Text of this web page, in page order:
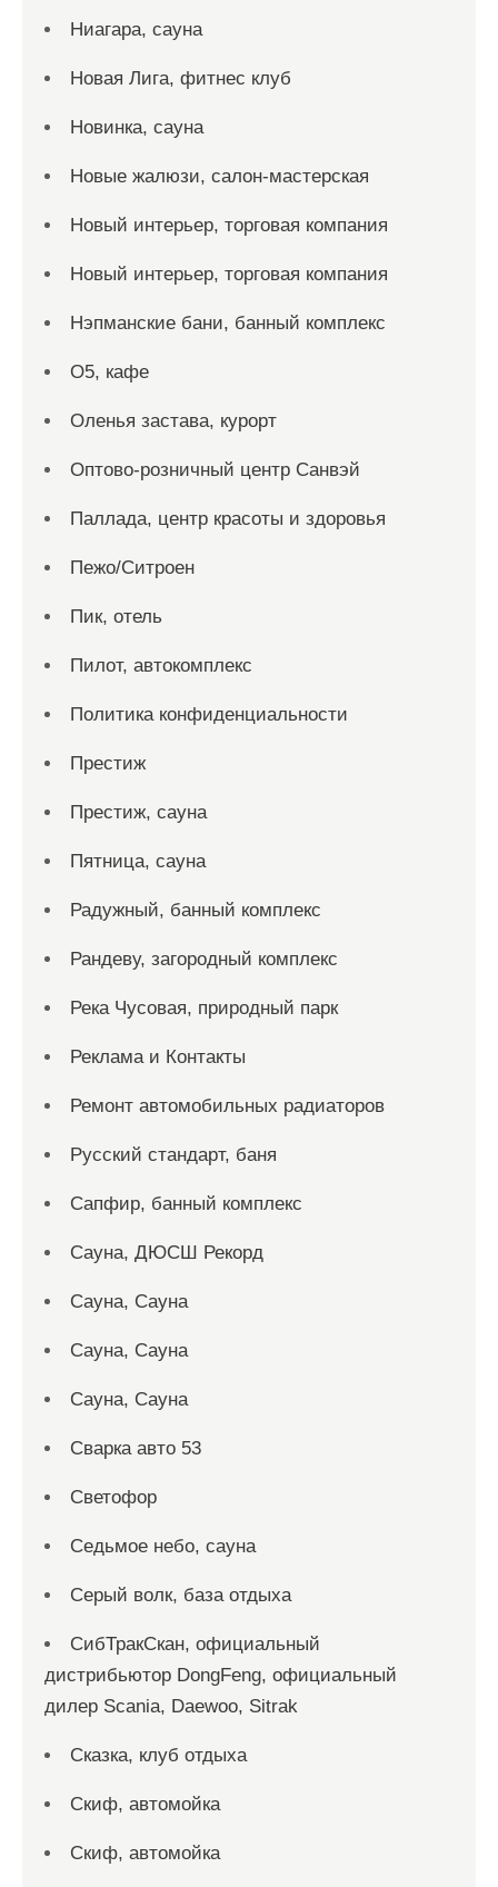
Ниагара, сауна
Новая Лига, фитнес клуб
Новинка, сауна
Новые жалюзи, салон-мастерская
Новый интерьер, торговая компания
Новый интерьер, торговая компания
Нэпманские бани, банный комплекс
О5, кафе
Оленья застава, курорт
Оптово-розничный центр Санвэй
Паллада, центр красоты и здоровья
Пежо/Ситроен
Пик, отель
Пилот, автокомплекс
Политика конфиденциальности
Престиж
Престиж, сауна
Пятница, сауна
Радужный, банный комплекс
Рандеву, загородный комплекс
Река Чусовая, природный парк
Реклама и Контакты
Ремонт автомобильных радиаторов
Русский стандарт, баня
Сапфир, банный комплекс
Сауна, ДЮСШ Рекорд
Сауна, Сауна
Сауна, Сауна
Сауна, Сауна
Сварка авто 53
Светофор
Седьмое небо, сауна
Серый волк, база отдыха
СибТракСкан, официальный
дистрибьютор DongFeng, официальный
дилер Scania, Daewoo, Sitrak
Сказка, клуб отдыха
Скиф, автомойка
Скиф, автомойка